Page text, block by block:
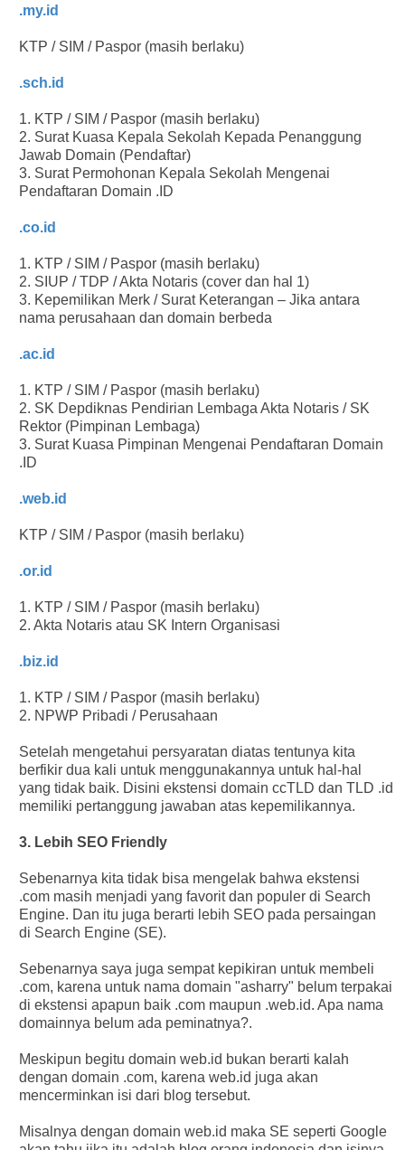
.my.id
KTP / SIM / Paspor (masih berlaku)
.sch.id
1. KTP / SIM / Paspor (masih berlaku)
2. Surat Kuasa Kepala Sekolah Kepada Penanggung
Jawab Domain (Pendaftar)
3. Surat Permohonan Kepala Sekolah Mengenai
Pendaftaran Domain .ID
.co.id
1. KTP / SIM / Paspor (masih berlaku)
2. SIUP / TDP / Akta Notaris (cover dan hal 1)
3. Kepemilikan Merk / Surat Keterangan – Jika antara
nama perusahaan dan domain berbeda
.ac.id
1. KTP / SIM / Paspor (masih berlaku)
2. SK Depdiknas Pendirian Lembaga Akta Notaris / SK
Rektor (Pimpinan Lembaga)
3. Surat Kuasa Pimpinan Mengenai Pendaftaran Domain
.ID
.web.id
KTP / SIM / Paspor (masih berlaku)
.or.id
1. KTP / SIM / Paspor (masih berlaku)
2. Akta Notaris atau SK Intern Organisasi
.biz.id
1. KTP / SIM / Paspor (masih berlaku)
2. NPWP Pribadi / Perusahaan
Setelah mengetahui persyaratan diatas tentunya kita
berfikir dua kali untuk menggunakannya untuk hal-hal
yang tidak baik. Disini ekstensi domain ccTLD dan TLD .id
memiliki pertanggung jawaban atas kepemilikannya.
3. Lebih SEO Friendly
Sebenarnya kita tidak bisa mengelak bahwa ekstensi
.com masih menjadi yang favorit dan populer di Search
Engine. Dan itu juga berarti lebih SEO pada persaingan
di Search Engine (SE).
Sebenarnya saya juga sempat kepikiran untuk membeli
.com, karena untuk nama domain "asharry" belum terpakai
di ekstensi apapun baik .com maupun .web.id. Apa nama
domainnya belum ada peminatnya?.
Meskipun begitu domain web.id bukan berarti kalah
dengan domain .com, karena web.id juga akan
mencerminkan isi dari blog tersebut.
Misalnya dengan domain web.id maka SE seperti Google